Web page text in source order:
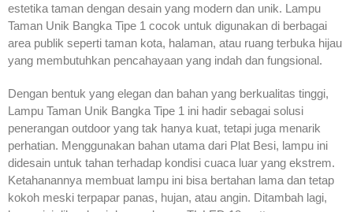
estetika taman dengan desain yang modern dan unik. Lampu
Taman Unik Bangka Tipe 1 cocok untuk digunakan di berbagai
area publik seperti taman kota, halaman, atau ruang terbuka hijau
yang membutuhkan pencahayaan yang indah dan fungsional.
Dengan bentuk yang elegan dan bahan yang berkualitas tinggi,
Lampu Taman Unik Bangka Tipe 1 ini hadir sebagai solusi
penerangan outdoor yang tak hanya kuat, tetapi juga menarik
perhatian. Menggunakan bahan utama dari Plat Besi, lampu ini
didesain untuk tahan terhadap kondisi cuaca luar yang ekstrem.
Ketahanannya membuat lampu ini bisa bertahan lama dan tetap
kokoh meski terpapar panas, hujan, atau angin. Ditambah lagi,